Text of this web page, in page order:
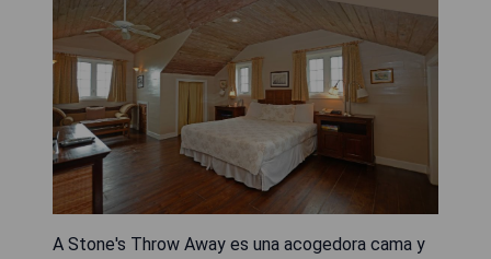
A Stone's Throw Away es una acogedora cama y